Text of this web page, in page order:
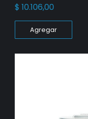
$ 10.106,00
Agregar